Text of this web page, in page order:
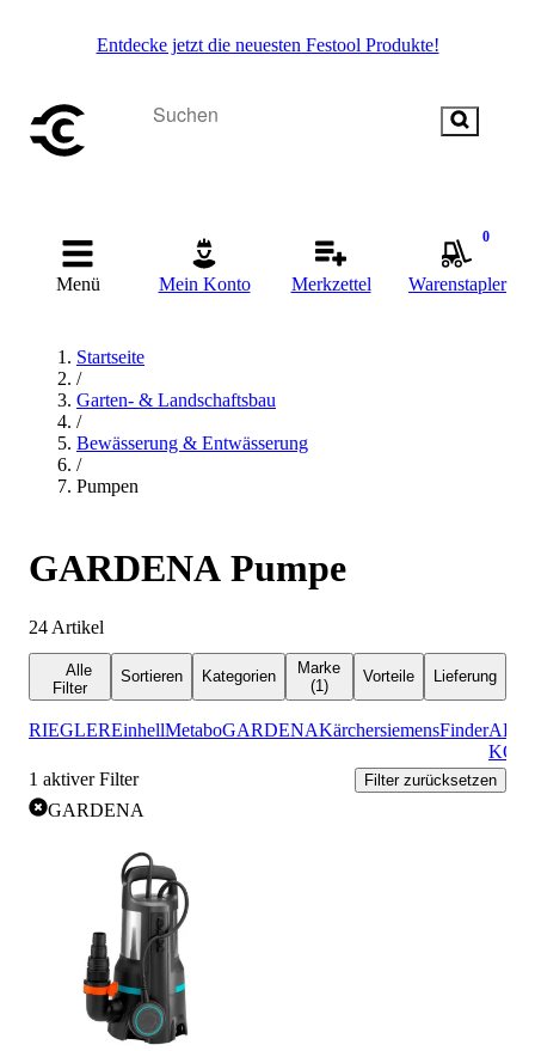
Entdecke jetzt die neuesten Festool Produkte!
Menü Mein Konto Merkzettel
0
Warenstapler
Startseite
/
Garten- & Landschaftsbau
/
Bewässerung & Entwässerung
/
Pumpen
GARDENA Pumpe
24 Artikel
Alle
Filter
Sortieren Kategorien
Marke
(1)
Vorteile Lieferung
RIEGLEREinhellMetaboGARDENAKärchersiemensFinderAL-
KO
1 aktiver Filter Filter zurücksetzen
GARDENA